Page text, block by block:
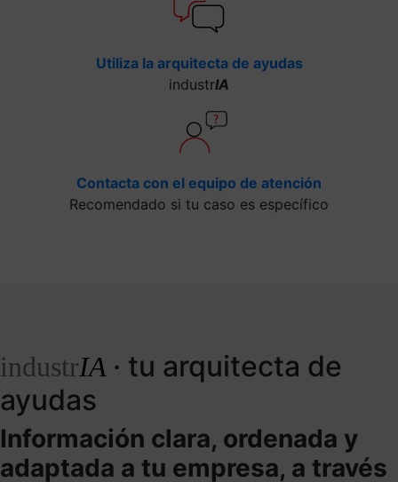
Utiliza la arquitecta de ayudas
industrIA
Contacta con el equipo de atención
Recomendado si tu caso es específico
industrIA · tu arquitecta de
ayudas
Información clara, ordenada y
adaptada a tu empresa, a través